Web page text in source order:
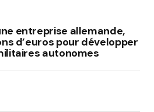
entreprise allemande,
d’euros pour développer
autonomes